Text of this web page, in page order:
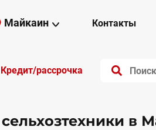
Майкаин Контакты
Кредит/рассрочка
в